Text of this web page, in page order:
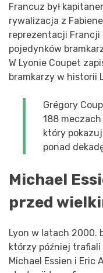
Francuz był
rywalizacja z
reprezentacji Francji
pojedynków
W Lyonie Coupet
bramkarzy w historii
Grégory
188
który
ponad
Michael
przed
Lyon w latach 2000.
którzy później trafiali
Michael Essien i Eric